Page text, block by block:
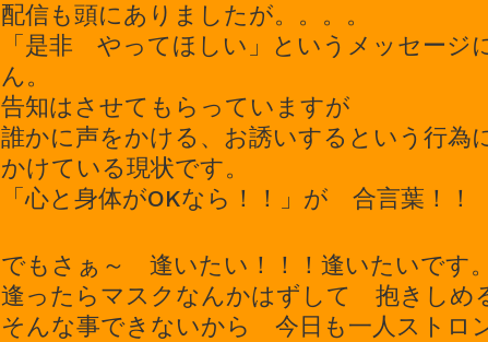
配信も頭にありましたが。。。。
「是非 やってほしい」というメッセージ
ん。
告知はさせてもらっていますが
誰かに声をかける、お誘いするという行
かけている現状です。
「心と身体がOKなら！！」が 合言葉！！
でもさぁ～ 逢いたい！！！逢いたいです。
逢ったらマスクなんかはずして 抱きしめ
そんな事できないから 今日も一人ストロ